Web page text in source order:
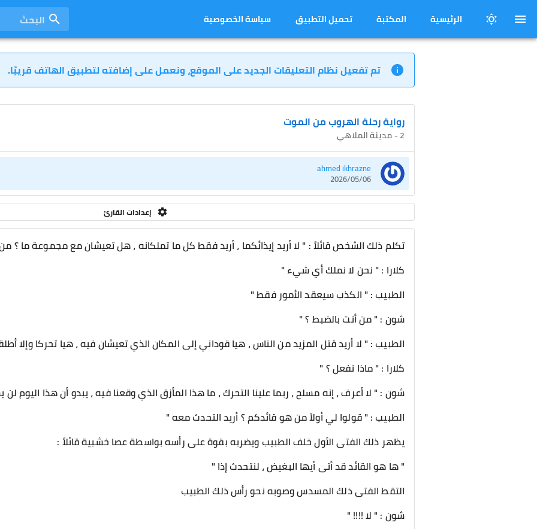
الرئيسية المكتبة تحميل التطبيق سياسة الخصوصية البحث
تم تفعيل نظام التعليقات الجديد على الموقع، ونعمل على إضافته لتطبيق الهاتف قريبًا.
رواية رحلة الهروب من الموت
2 - مدينة الملاهي
ahmed ikhrazne
2026/05/06
إعدادات القارئ
تكلم ذلك الشخص قائلاً : " لا أريد إيذائكما ، أريد فقط كل ما تملكانه ، هل تعيشان مع مجموعة ما ؟
كلارا : " نحن لا نملك أي شيء "
الطبيب : " الكذب سيعقد الأمور فقط "
شون : " من أنت بالضبط ؟ "
الطبيب : " لا أريد قتل المزيد من الناس ، هيا قوداني إلى المكان الذي تعيشان فيه ، هيا تحركا وإلا
كلارا : " ماذا نفعل ؟ "
شون : " لا أعرف ، إنه مسلح ، ربما علينا التحرك ، ما هذا المأزق الذي وقعنا فيه ، يبدو أن هذا اليوم
الطبيب : " قولوا لي أولاً من هو قائدكم ؟ أريد التحدث معه "
يظهر ذلك الفتى الأول خلف الطبيب ويضربه بقوة على رأسه بواسطة عصا خشبية قائلاً :
" ها هو القائد قد أتى أيها البغيض ، لنتحدث إذا "
التقط الفتى ذلك المسدس وصوبه نحو رأس ذلك الطبيب
شون : " لا !!!! "